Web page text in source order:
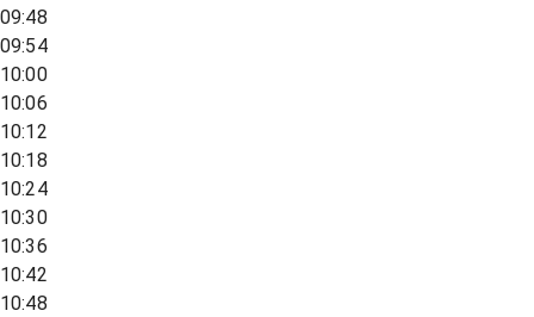
09:48
09:54
10:00
10:06
10:12
10:18
10:24
10:30
10:36
10:42
10:48